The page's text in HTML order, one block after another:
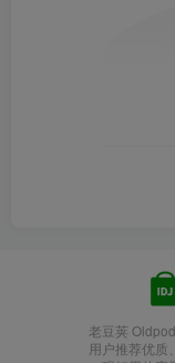
老豆荚
用户推荐优质